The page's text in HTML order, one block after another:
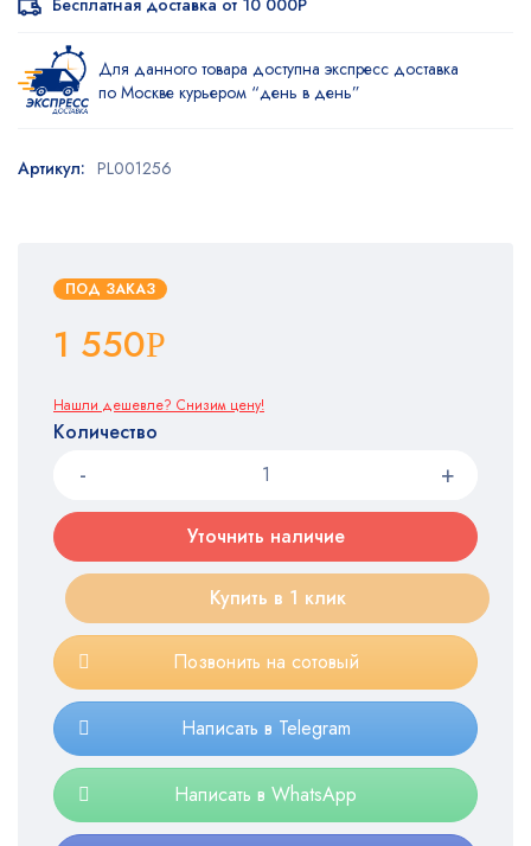
ПОД ЗАКАЗ
1 550Р
Нашли дешевле? Снизим цену!
Количество
Уточнить наличие
Купить в 1 клик
Позвонить на сотовый
Написать в Telegram
Написать в WhatsApp
Бесплатная доставка от 10 000Р
Для данного товара доступна экспресс доставка
по Москве курьером “день в день”
Артикул: PL001256